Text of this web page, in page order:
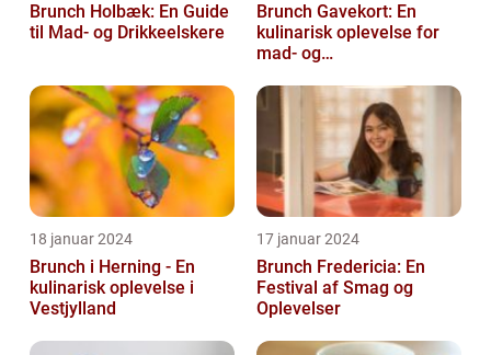
Brunch Holbæk: En Guide
til Mad- og Drikkeelskere
Brunch Gavekort: En
kulinarisk oplevelse for
mad- og
18 januar 2024
Brunch i Herning - En
kulinarisk oplevelse i
Vestjylland
17 januar 2024
Brunch Fredericia: En
Festival af Smag og
Oplevelser